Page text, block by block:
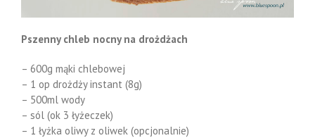
Pszenny chleb nocny na drożdżach
– 600g mąki chlebowej
– 1 op drożdży instant (8g)
– 500ml wody
– sól (ok 3 łyżeczek)
– 1 łyżka oliwy z oliwek (opcjonalnie)